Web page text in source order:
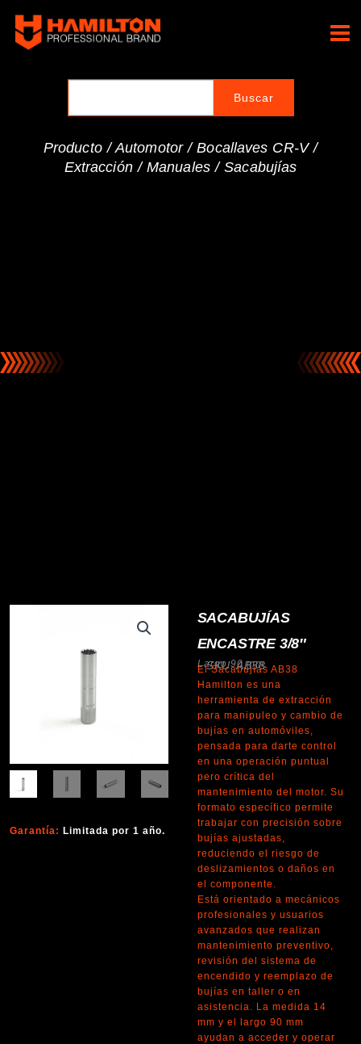
contenido
Producto /Automotor/Bocallaves CR-V/
Extracción/Manuales/Sacabujías
Garantía: Limitada por 1 año.
SACABUJÍAS
ENCASTRE 3/8″
SKU: AB38
Largo 90 mm.
El Sacabujías AB38
Hamilton es una
herramienta de extracción
para manipuleo y cambio de
bujías en automóviles,
pensada para darte control
en una operación puntual
pero crítica del
mantenimiento del motor. Su
formato específico permite
trabajar con precisión sobre
bujías ajustadas,
reduciendo el riesgo de
deslizamientos o daños en
el componente.
Está orientado a mecánicos
profesionales y usuarios
avanzados que realizan
mantenimiento preventivo,
revisión del sistema de
encendido y reemplazo de
bujías en taller o en
asistencia. La medida 14
mm y el largo 90 mm
ayudan a acceder y operar